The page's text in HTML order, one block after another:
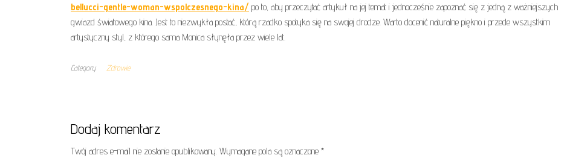
bellucci-gentle-woman-wspolczesnego-kina/ po to, aby przeczytać artykuł na jej temat i jednocześnie zapoznać się z jedną z ważniejszych
gwiazd światowego kina. Jest to niezwykła postać, którą rzadko spotyka się na swojej drodze. Warto docenić naturalne piękno i przede wszystkim
artystyczny styl, z którego sama Monica słynęła przez wiele lat.
Category Zdrowie
Dodaj komentarz
Twój adres e-mail nie zostanie opublikowany. Wymagane pola są oznaczone *